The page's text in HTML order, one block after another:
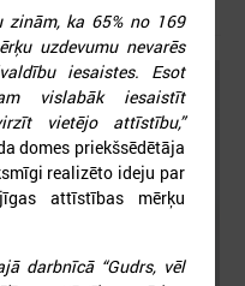
zinām, ka 65% no 169
uzdevumu nevarēs
iesaistes. Esot
vislabāk iesaistīt
vietējo attīstību,”
domes priekšsēdētāja
realizēto ideju par
attīstības mērķu
darbnīcā “Gudrs, vēl